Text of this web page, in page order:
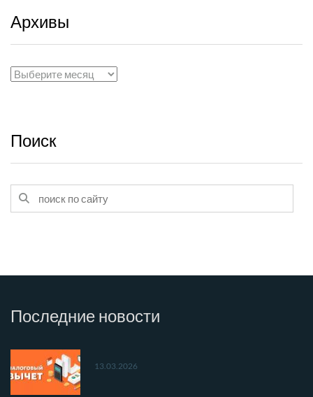
Архивы
Архивы
Поиск
Последние новости
13.03.2026